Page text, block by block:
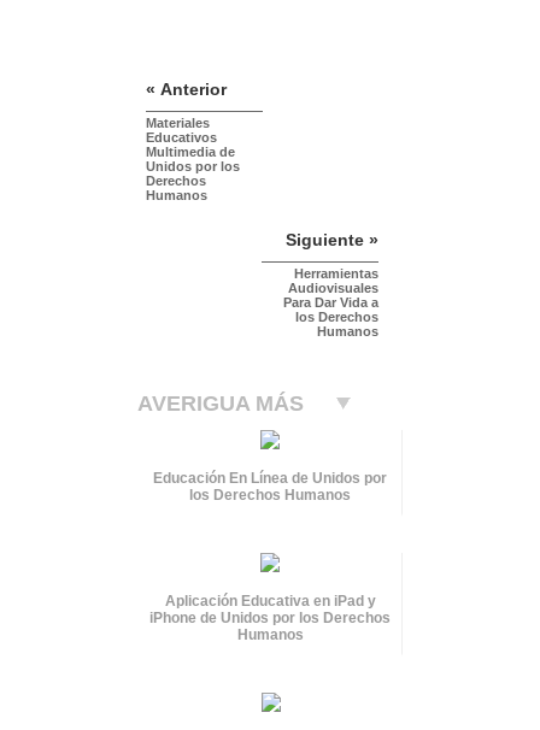
« Anterior
Materiales
Educativos
Multimedia de
Unidos por los
Derechos
Humanos
Siguiente »
Herramientas
Audiovisuales
Para Dar Vida a
los Derechos
Humanos
AVERIGUA MÁS
Educación En Línea de Unidos por
los Derechos Humanos
Aplicación Educativa en iPad y
iPhone de Unidos por los Derechos
Humanos